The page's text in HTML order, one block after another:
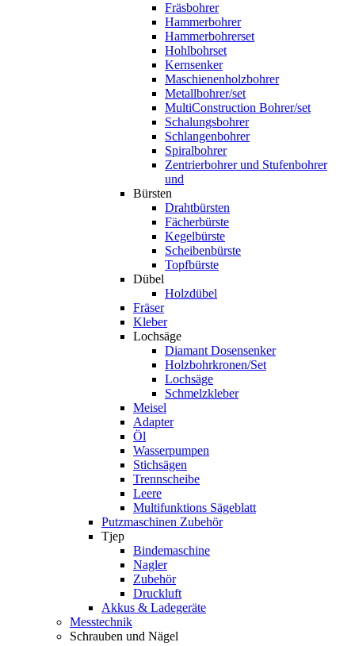
Fräsbohrer
Hammerbohrer
Hammerbohrerset
Hohlbohrset
Kernsenker
Maschienenholzbohrer
Metallbohrer/set
MultiConstruction Bohrer/set
Schalungsbohrer
Schlangenbohrer
Spiralbohrer
Zentrierbohrer und Stufenbohrer
und
Bürsten
Drahtbürsten
Fächerbürste
Kegelbürste
Scheibenbürste
Topfbürste
Dübel
Holzdübel
Fräser
Kleber
Lochsäge
Diamant Dosensenker
Holzbohrkronen/Set
Lochsäge
Schmelzkleber
Meisel
Adapter
Öl
Wasserpumpen
Stichsägen
Trennscheibe
Leere
Multifunktions Sägeblatt
Putzmaschinen Zubehör
Tjep
Bindemaschine
Nagler
Zubehör
Druckluft
Akkus & Ladegeräte
Messtechnik
Schrauben und Nägel